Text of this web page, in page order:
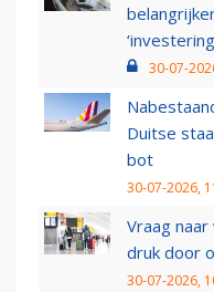
30-07-
Duitse
bot
30-07-2026,
Vraag
druk door
30-07-2026,